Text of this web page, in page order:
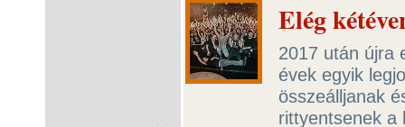
Elég
2017 után újra
évek egyik
összeálljanak
rittyentsenek a